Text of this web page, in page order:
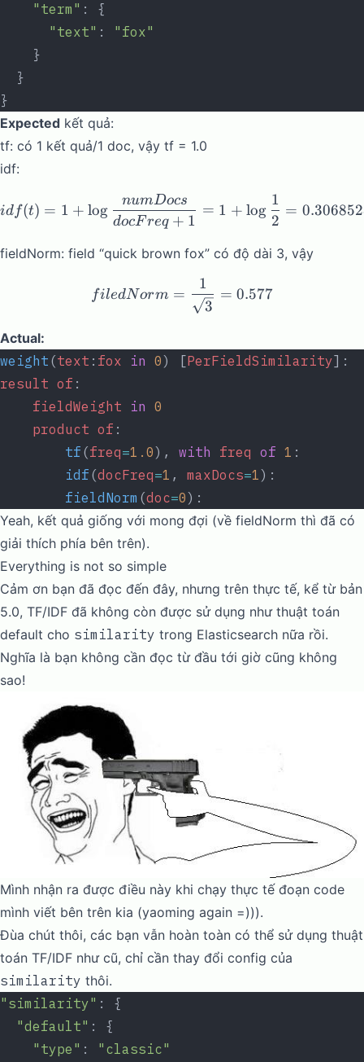
    "term"
: {
      "text"
: "fox"
    }
  }
}
Expected kết quả:
tf: có 1 kết quả/1 doc, vậy tf = 1.0
idf:
idf(t) = 1 +
idf(t) = 1 + log
docFreq + 1
numDocs
= 1 + log
2
1
=
fieldNorm: field “quick brown fox” có độ dài 3, vậy
filedNorm =
filedNorm =
3
1
= 0.577
Actual:
weight (text : fox in 0) [PerFieldSimilarity
result of :
    fieldWeight
in 0
    product
of :
        tf
(freq=1.0), with freq of 1
        idf
(docFreq=1 , maxDocs=1
        fieldNorm
(doc=0
Yeah, kết quả giống với mong đợi (về fieldNorm thì đã có
giải thích phía bên trên).
Everything is not so simple
Cảm ơn bạn đã đọc đến đây, nhưng trên thực tế, kể từ bản
5.0, TF/IDF đã không còn được sử dụng như thuật toán
default cho similarity trong Elasticsearch nữa rồi.
Nghĩa là bạn không cần đọc từ đầu tới giờ cũng không
sao!
Mình nhận ra được điều này khi chạy thực tế đoạn code
mình viết bên trên kia (yaoming again =))).
Đùa chút thôi, các bạn vẫn hoàn toàn có thể sử dụng thuật
toán TF/IDF như cũ, chỉ cần thay đổi config của
similarity thôi.
"similarity" : {
  "default"
: {
    "type"
: "classic"